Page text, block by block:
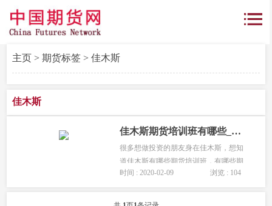
主页> 期货标签> 佳木斯
佳木斯
佳木斯期货培训班有哪些_佳木斯期货学习课程指南！
很多想做投资的朋友身在佳木斯，想知
道佳木斯有哪些期货培训班，有哪些期
货入门学习的地方，特制作一份最新的
解。...
时间 : 2020-02-09 浏览 : 104